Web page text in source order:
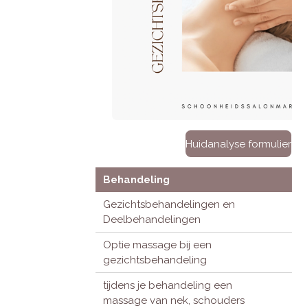
Huidanalyse formulier
Behandeling
Gezichtsbehandelingen en
Deelbehandelingen
Optie massage bij een
gezichtsbehandeling
tijdens je behandeling een
massage van nek, schouders